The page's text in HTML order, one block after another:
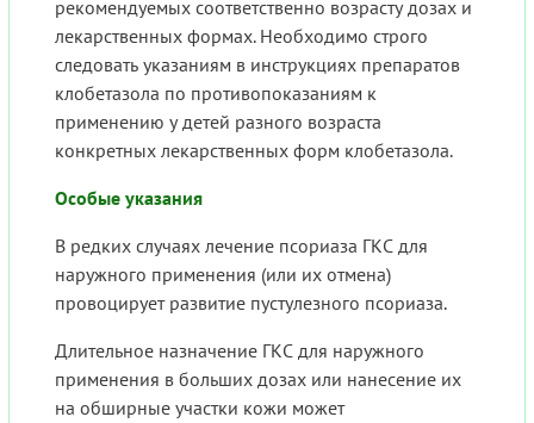
рекомендуемых соответственно возрасту дозах и
лекарственных формах. Необходимо строго
следовать указаниям в инструкциях препаратов
клобетазола по противопоказаниям к
применению у детей разного возраста
конкретных лекарственных форм клобетазола.
Особые указания
В редких случаях лечение псориаза ГКС для
наружного применения (или их отмена)
провоцирует развитие пустулезного псориаза.
Длительное назначение ГКС для наружного
применения в больших дозах или нанесение их
на обширные участки кожи может